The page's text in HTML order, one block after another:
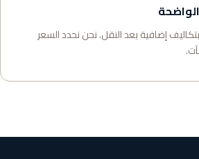
إضافية بعد النقل. نحن نحدد السعر